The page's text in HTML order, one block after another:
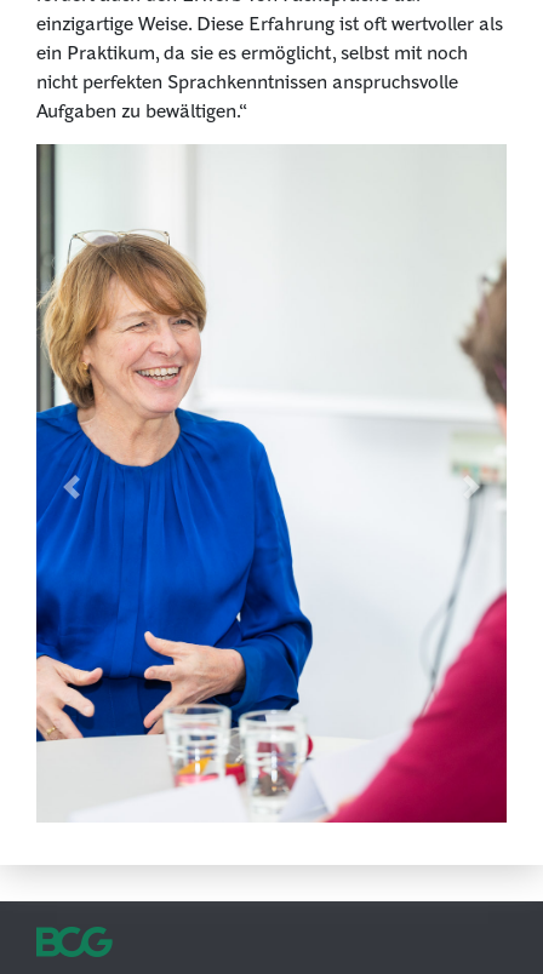
einzigartige Weise. Diese Erfahrung ist oft wertvoller als
ein Praktikum, da sie es ermöglicht, selbst mit noch
nicht perfekten Sprachkenntnissen anspruchsvolle
Aufgaben zu bewältigen.“
Previous Next